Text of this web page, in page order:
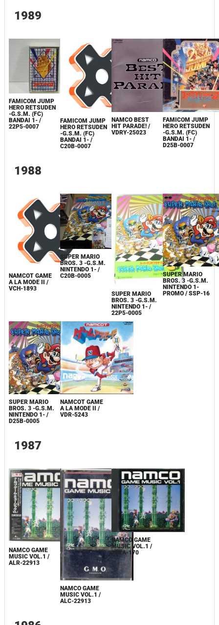
1989
FAMICOM JUMP
HERO RETSUDEN
-G.S.M. (FC)
BANDAI 1- /
22P5-0007
FAMICOM JUMP
HERO RETSUDEN
-G.S.M. (FC)
BANDAI 1- /
C20B-0007
NAMCO BEST
HIT PARADE! /
VDRY-25023
FAMICOM JUMP
HERO RETSUDEN
-G.S.M. (FC)
BANDAI 1- /
D25B-0007
1988
NAMCOT GAME
A LA MODE II /
VCH-1893
SUPER MARIO
BROS. 3 -G.S.M.
NINTENDO 1- /
C20B-0005
SUPER MARIO
BROS. 3 -G.S.M.
NINTENDO 1- /
22P5-0005
SUPER MARIO
BROS. 3 -G.S.M.
NINTENDO 1-
PROMO / SSP-16
SUPER MARIO
BROS. 3 -G.S.M.
NINTENDO 1- /
D25B-0005
NAMCOT GAME
A LA MODE II /
VDR-5243
1987
NAMCO GAME
MUSIC VOL.1 /
ALR-22913
NAMCO GAME
MUSIC VOL.1 /
ALC-22913
NAMCO GAME
MUSIC VOL.1 /
28XA-170